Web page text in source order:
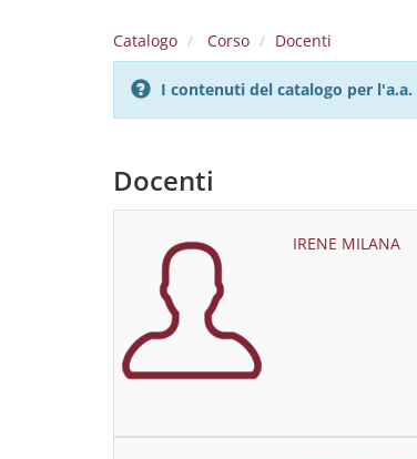
Catalogo Corso Docenti
I contenuti del catalogo per
Docenti
IRENE MILANA